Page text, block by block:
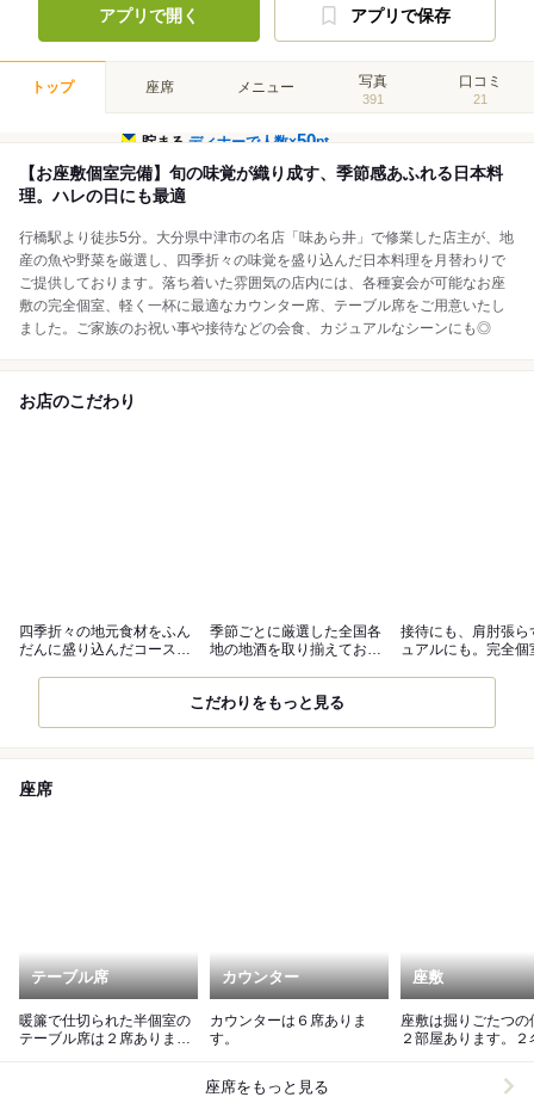
アプリで開く アプリで保存
トップ 座席 メニュー 写真
391
口コミ
21
貯まるディナーで人数×50pt
【お座敷個室完備】旬の味覚が織り成す、季節感あふれる日本料
理。ハレの日にも最適
行橋駅より徒歩5分。大分県中津市の名店「味あら井」で修業した店主が、地
産の魚や野菜を厳選し、四季折々の味覚を盛り込んだ日本料理を月替わりで
ご提供しております。落ち着いた雰囲気の店内には、各種宴会が可能なお座
敷の完全個室、軽く一杯に最適なカウンター席、テーブル席をご用意いたし
ました。ご家族のお祝い事や接待などの会食、カジュアルなシーンにも◎
お店のこだわり
四季折々の地元食材をふん
だんに盛り込んだコース料
季節ごとに厳選した全国各
地の地酒を取り揃えており
接待にも、肩肘張ら
ュアルにも。完全個
こだわりをもっと見る
座席
テーブル席
暖簾で仕切られた半個室の
テーブル席は２席あります
カウンター
カウンターは６席ありま
す。
座敷
座敷は掘りごたつの
２部屋あります。２
座席をもっと見る